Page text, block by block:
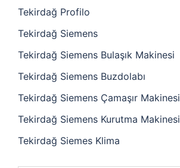
Tekirdağ Profilo
Tekirdağ Siemens
Tekirdağ Siemens Bulaşık Makinesi
Tekirdağ Siemens Buzdolabı
Tekirdağ Siemens Çamaşır Makinesi
Tekirdağ Siemens Kurutma Makinesi
Tekirdağ Siemes Klima